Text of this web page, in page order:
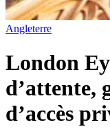
Angleterre
London
d’attente,
d’accès